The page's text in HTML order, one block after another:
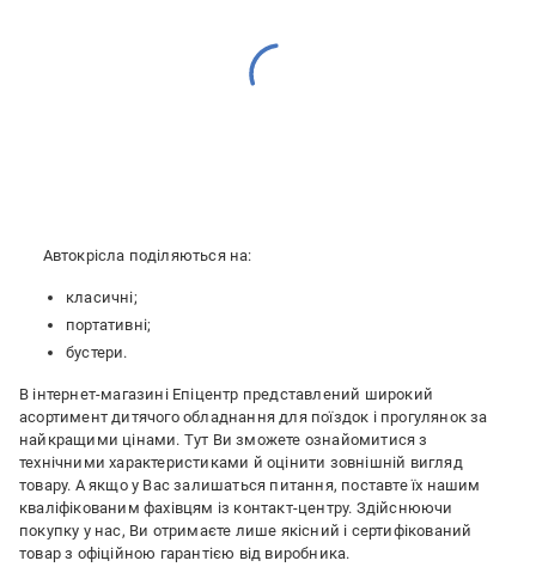
Автокрісла поділяються на:
класичні;
портативні;
бустери.
В інтернет-магазині Епіцентр представлений широкий
асортимент дитячого обладнання для поїздок і прогулянок за
найкращими цінами. Тут Ви зможете ознайомитися з
технічними характеристиками й оцінити зовнішній вигляд
товару. А якщо у Вас залишаться питання, поставте їх нашим
кваліфікованим фахівцям із контакт-центру. Здійснюючи
покупку у нас, Ви отримаєте лише якісний і сертифікований
товар з офіційною гарантією від виробника.